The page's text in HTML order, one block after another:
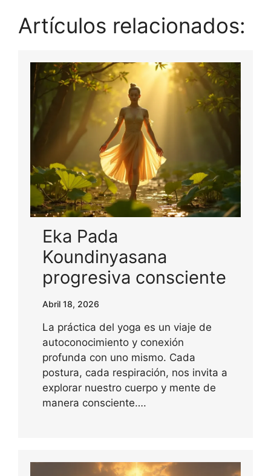
Artículos relacionados:
Eka Pada
Koundinyasana
progresiva consciente
Abril 18, 2026
La práctica del yoga es un viaje de
autoconocimiento y conexión
profunda con uno mismo. Cada
postura, cada respiración, nos invita a
explorar nuestro cuerpo y mente de
manera consciente….